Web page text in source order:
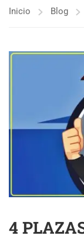
Inicio Blog
4